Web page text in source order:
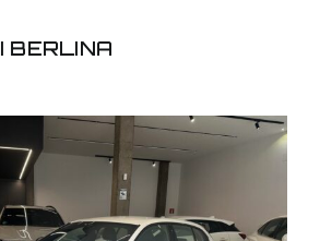
BERLINA